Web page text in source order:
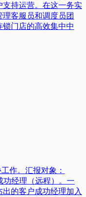
持运营。在这一务实
客服员和调度员团
门店的高效集中中
作。汇报对象：
功经理（远程）。一
的客户成功经理加入